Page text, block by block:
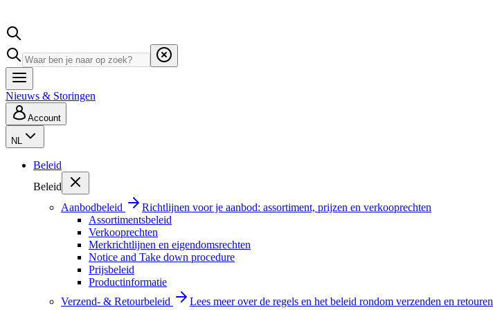
Nieuws & Storingen
Account
NL
Beleid
Beleid
Aanbodbeleid
Richtlijnen voor je aanbod: assortiment, prijzen en verkooprechten
Assortimentsbeleid
Verkooprechten
Merkrichtlijnen en eigendomsrechten
Notice and Take down procedure
Prijsbeleid
Productinformatie
Verzend- & Retourbeleid
Lees meer over de regels en het beleid rondom verzenden en retouren